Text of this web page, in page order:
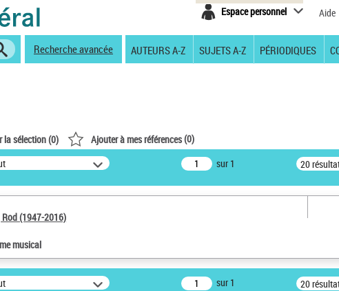
Espace personnel Aide
Recherche avancée AUTEURS A-Z SUJETS A-Z PÉRIODIQUES
la sélection (0) Ajouter à mes références(0)
sur 1 20
Rod (1947-2016)
musical
sur 1 20